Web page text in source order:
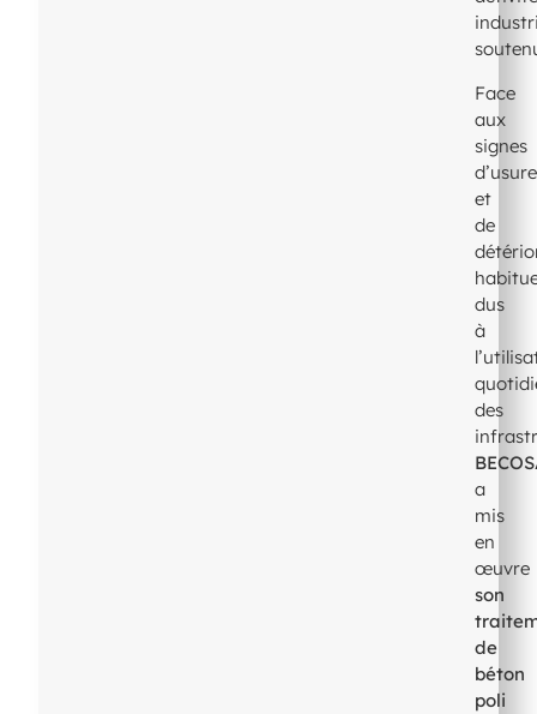
Face
aux
signes
d’usure
et
de
dus
à
des
a
mis
en
œuvre
son
de
béton
poli